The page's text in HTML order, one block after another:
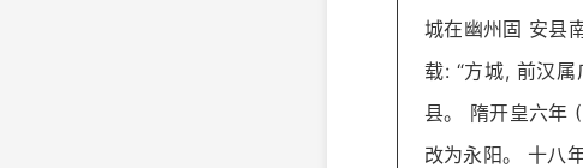
城在幽州固 安县
载: “方城, 前汉
县。 隋开皇六年
改为永阳。 十八